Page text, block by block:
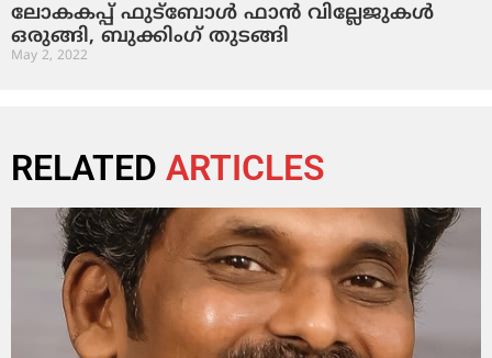
ലോകകപ്പ് ഫുട്‌ബോള്‍ ഫാന്‍ വില്ലേജുകള്‍
ഒരുങ്ങി, ബുക്കിംഗ് തുടങ്ങി
May 2, 2022
RELATED ARTICLES